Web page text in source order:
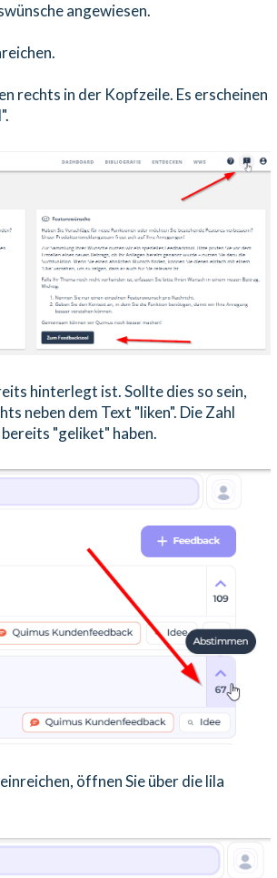
angewiesen.
rechts in der Kopfzeile. Es erscheinen
hinterlegt ist. Sollte dies so sein,
neben dem Text "liken". Die Zahl
"geliket" haben.
öffnen Sie über die lila